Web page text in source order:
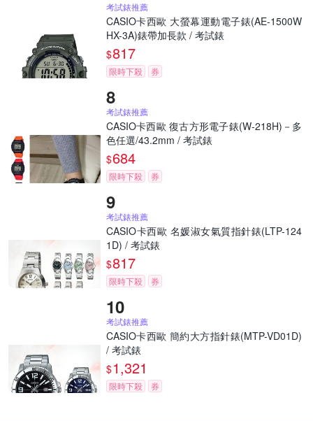
考試錶推薦
CASIO卡西歐 大螢幕運動電子錶(AE-1500W
HX-3A)錶帶加長款 / 考試錶
$817
限時下殺 券
考試錶推薦
CASIO卡西歐 復古方形電子錶(W-218H)－多
色任選/43.2mm / 考試錶
$684
限時下殺 券
考試錶推薦
CASIO卡西歐 名媛淑女氣質指針錶(LTP-124
1D) / 考試錶
$817
限時下殺 券
考試錶推薦
CASIO卡西歐 簡約大方指針錶(MTP-VD01D)
/ 考試錶
$1,321
限時下殺 券